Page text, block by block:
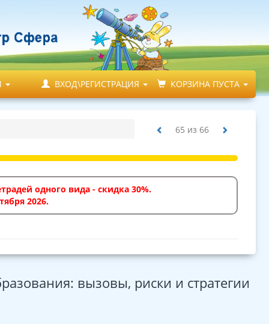
ВХОД\РЕГИСТРАЦИЯ КОРЗИНА ПУСТА
65 из 66
одного вида - скидка 30%.
2026.
вызовы, риски и стратегии